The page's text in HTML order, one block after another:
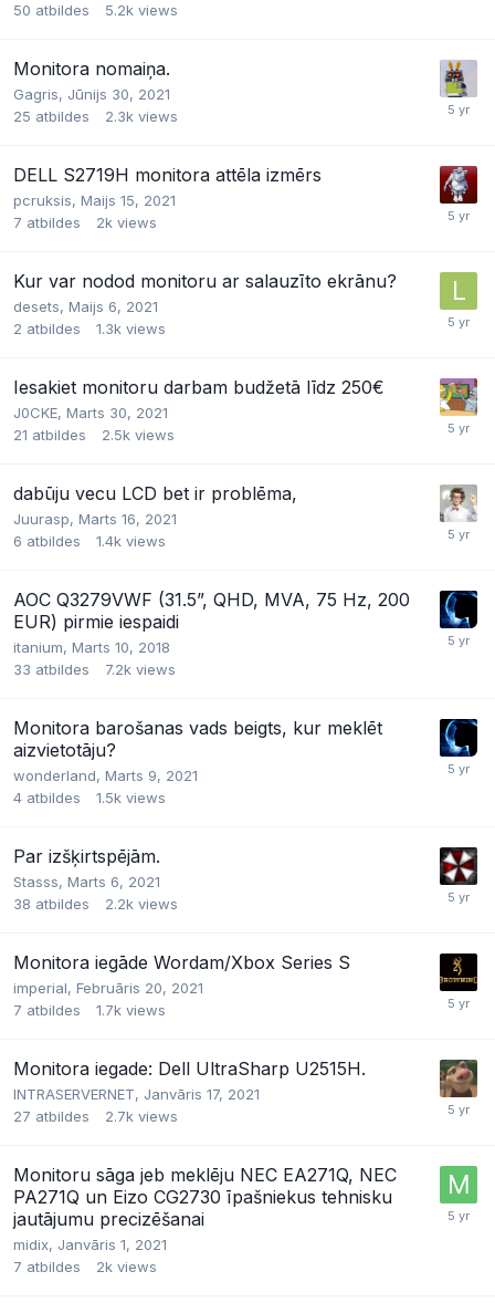
50 atbildes 5.2k views
Monitora nomaiņa.
Gagris, Jūnijs 30, 2021
25 atbildes 2.3k views
DELL S2719H monitora attēla izmērs
pcruksis, Maijs 15, 2021
7 atbildes 2k views
Kur var nodod monitoru ar salauzīto ekrānu?
desets, Maijs 6, 2021
2 atbildes 1.3k views
Iesakiet monitoru darbam budžetā līdz 250€
J0CKE, Marts 30, 2021
21 atbildes 2.5k views
dabūju vecu LCD bet ir problēma,
Juurasp, Marts 16, 2021
6 atbildes 1.4k views
AOC Q3279VWF (31.5”, QHD, MVA, 75 Hz, 200
EUR) pirmie iespaidi
itanium, Marts 10, 2018
33 atbildes 7.2k views
Monitora barošanas vads beigts, kur meklēt
aizvietotāju?
wonderland, Marts 9, 2021
4 atbildes 1.5k views
Par izšķirtspējām.
Stasss, Marts 6, 2021
38 atbildes 2.2k views
Monitora iegāde Wordam/Xbox Series S
imperial, Februāris 20, 2021
7 atbildes 1.7k views
Monitora iegade: Dell UltraSharp U2515H.
INTRASERVERNET, Janvāris 17, 2021
27 atbildes 2.7k views
Monitoru sāga jeb meklēju NEC EA271Q, NEC
PA271Q un Eizo CG2730 īpašniekus tehnisku
jautājumu precizēšanai
midix, Janvāris 1, 2021
7 atbildes 2k views